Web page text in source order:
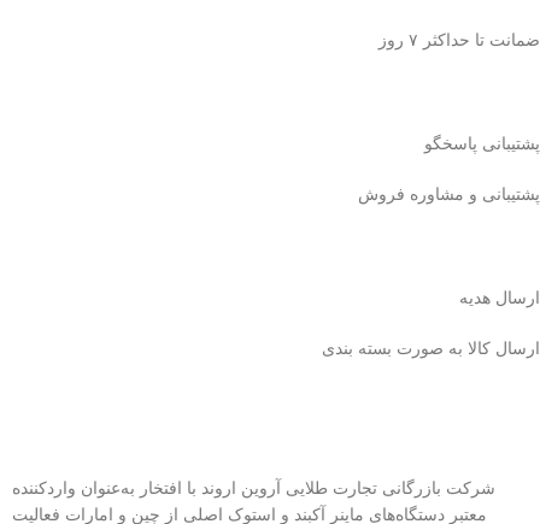
ضمانت تا حداکثر ۷ روز
پشتیبانی پاسخگو
پشتیبانی و مشاوره فروش
ارسال هدیه
ارسال کالا به صورت بسته بندی
شرکت بازرگانی تجارت طلایی آروین اروند با افتخار به‌عنوان واردکننده
معتبر دستگاه‌های ماینر آکبند و استوک اصلی از چین و امارات فعالیت